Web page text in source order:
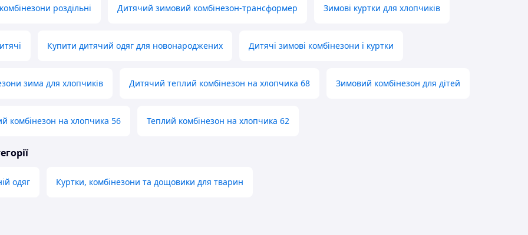
роздільні Дитячий зимовий комбінезон-трансформер Зимові куртки для хлопчиків
Купити дитячий одяг для новонароджених Дитячі зимові комбінезони і куртки
зима для хлопчиків Дитячий теплий комбінезон на хлопчика 68 Зимовий комбінезон для дітей
комбінезон на хлопчика 56 Теплий комбінезон на хлопчика 62
одяг Куртки, комбінезони та дощовики для тварин